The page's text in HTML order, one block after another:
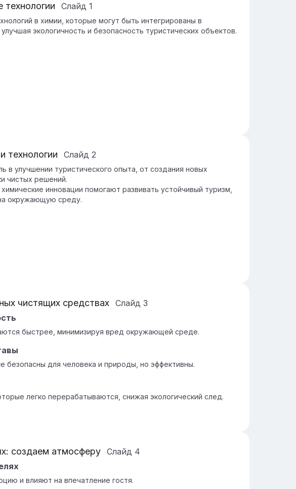
Слайд 1
в химии, которые могут быть интегрированы в
экологичность и безопасность туристических объектов.
технологии Слайд 2
в улучшении туристического опыта, от создания новых
чистых решений.
инновации помогают развивать устойчивый туризм,
окружающую среду.
чистящих средствах Слайд 3
быстрее, минимизируя вред окружающей среде.
безопасны для человека и природы, но эффективны.
легко перерабатываются, снижая экологический след.
создаем атмосферу Слайд 4
и влияют на впечатление гостя.